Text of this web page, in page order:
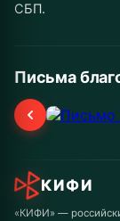
СБП.
Письма
КИФИ
«КИФИ» —